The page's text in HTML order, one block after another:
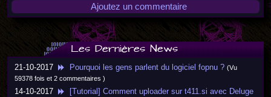
Ajoutez un commentaire
Les Dernières News
21-10-2017 Pourquoi les gens parlent du logiciel fopnu ? (Vu
59378 fois et 2 commentaires )
14-10-2017
[Tutorial] Comment uploader sur t411.si avec Deluge